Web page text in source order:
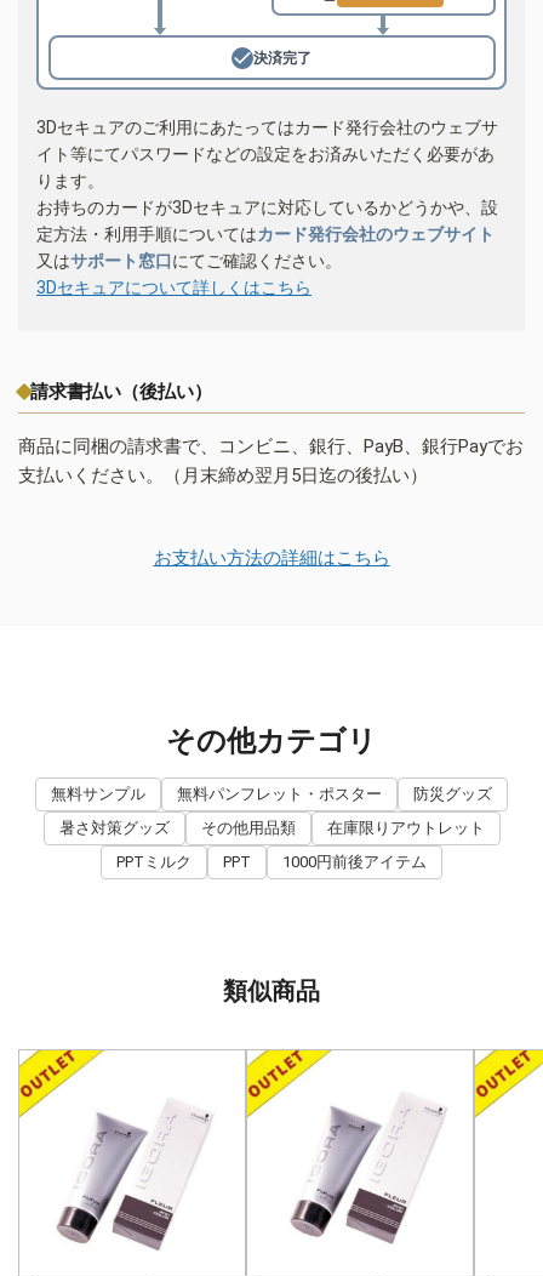
決済完了
3Dセキュアのご利用にあたってはカード発行会社のウェブサ
イト等にてパスワードなどの設定をお済みいただく必要があ
ります。
お持ちのカードが3Dセキュアに対応しているかどうかや、設
定方法・利用手順についてはカード発行会社のウェブサイト
又はサポート窓口にてご確認ください。
3Dセキュアについて詳しくはこちら
請求書払い（後払い）
商品に同梱の請求書で、コンビニ、銀行、PayB、銀行Payでお
支払いください。（月末締め翌月5日迄の後払い）
お支払い方法の詳細はこちら
その他カテゴリ
無料サンプル 無料パンフレット・ポスター
防災グッズ
暑さ対策グッズ
その他用品類
在庫限りアウトレット
PPTミルク
PPT 1000円前後アイテム
類似商品